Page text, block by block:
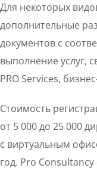
Для некоторых
дополнительные
документов с
выполнение услуг,
PRO Services,
Стоимость
от 5 000 до 25 000
с виртуальным
год. Pro